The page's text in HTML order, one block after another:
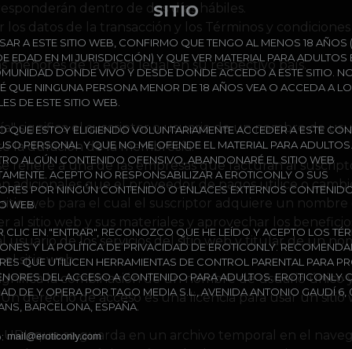
SITIO
A ESTE SITIO WEB, CONFIRMO QUE TENGO AL MENOS 18 AÑOS
EDAD EN MI JURISDICCIÓN) Y QUE VER MATERIAL PARA ADULTOS
DONDE VIVO Y DESDE DONDE ACCEDO A ESTE SITIO.
QUE NINGUNA PERSONA MENOR DE 18 AÑOS VEA O ACCEDA A
DE ESTE SITIO WEB.
QUE ESTOY ELIGIENDO VOLUNTARIAMENTE ACCEDER A ESTE
PERSONAL Y QUE NO ME OFENDE EL MATERIAL PARA
ALGÚN CONTENIDO OFENSIVO, ABANDONARÉ EL SITIO WEB
ACEPTO NO RESPONSABILIZAR A EROTICONLY O SUS
POR NINGÚN CONTENIDO O ENLACES EXTERNOS
WEB.
CLIC EN "ENTRAR", RECONOZCO QUE HE LEÍDO Y ACEPTO LOS
Y LA POLÍTICA DE PRIVACIDAD DE EROTICONLY.
QUE UTILICEN HERRAMIENTAS DE CONTROL PARENTAL PARA
DEL ACCESO A CONTENIDO PARA ADULTOS.
DE Y OPERA POR TAGO MEDIA S.L., AVENIDA ANTONIO GAUDÍ
BARCELONA, ESPAÑA.
dentro de dos días hábiles.
los datos de la transacción y los Términos y
menores de la edad legal en su respectivo país.
significa el suscriptor o usuario de un nombre de
la duración de la membresía.
refiere a una de las empresas que facturan al
adicionales que el proveedor de pagos utilice o
web para el cual el suscriptor adquiere un
al sitio web y sus materiales y aprovechar los
usuario de los servicios del sitio web y titular de un
el sitio web.
la combinación de un nombre de usuario único
derecho de acceso es una licencia para usar un
URL que se guarda en un archivo temporal en el